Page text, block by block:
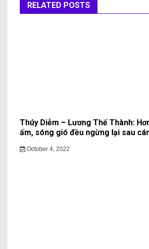
RELATED POSTS
Thúy Diễm – Lương Thế Thành:
ấm, sóng gió đều ngừng lại sau
October 4, 2022